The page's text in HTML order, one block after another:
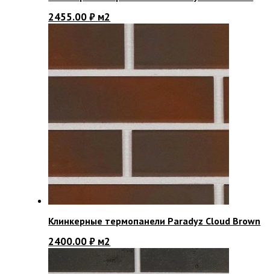
2455.00₽ м2
Клинкерные термопанели Paradyz Cloud Brown
2400.00₽ м2